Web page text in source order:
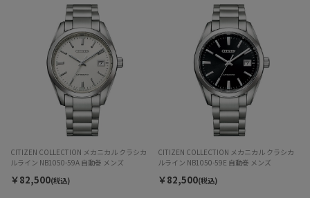
CITIZEN COLLECTION メカニカル クラシカ
ルライン NB1050-59A 自動巻 メンズ
￥82,500(税込)
CITIZEN COLLECTION メカニカル クラシカ
ルライン NB1050-59E 自動巻 メンズ
￥82,500(税込)